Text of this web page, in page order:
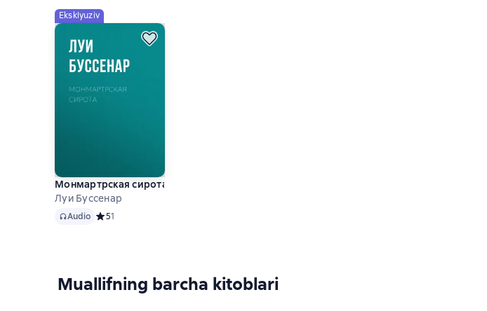
Eksklyuziv
Монмартрская сирота
Луи Буссенар
AudioAudio Средний рейтинг 5 на основе 1 оценок
51
Muallifning barcha kitoblari